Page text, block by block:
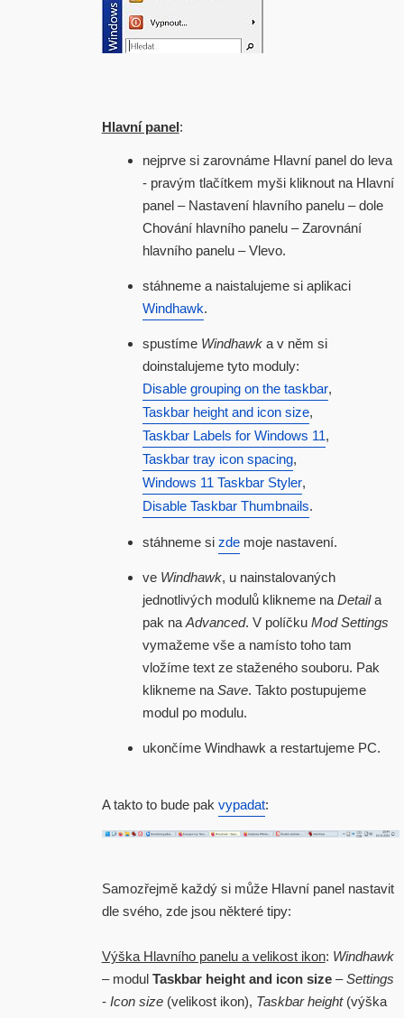
Hlavní panel:
nejprve si zarovnáme Hlavní panel do leva
- pravým tlačítkem myši kliknout na Hlavní
panel – Nastavení hlavního panelu – dole
Chování hlavního panelu – Zarovnání
hlavního panelu – Vlevo.
stáhneme a naistalujeme si aplikaci
Windhawk.
spustíme Windhawka v něm si
doinstalujeme tyto moduly:
Disable grouping on the taskbar,
Taskbar height and icon size,
Taskbar Labels for Windows 11,
Taskbar tray icon spacing,
Windows 11 Taskbar Styler,
Disable Taskbar Thumbnails.
stáhneme si zdemoje nastavení.
ve Windhawk, u nainstalovaných
jednotlivých modulů klikneme na Detaila
pak na Advanced. V políčku Mod Settings
vymažeme vše a namísto toho tam
vložíme text ze staženého souboru. Pak
klikneme na Save. Takto postupujeme
modul po modulu.
ukončíme Windhawk a restartujeme PC.
A takto to bude pak vypadat:
Samozřejmě každý si může Hlavní panel nastavit
dle svého, zde jsou některé tipy:
Výška Hlavního panelu a velikost ikon: Windhawk
– modul Taskbar height and icon size–Settings
- Icon size(velikost ikon), Taskbar height(výška